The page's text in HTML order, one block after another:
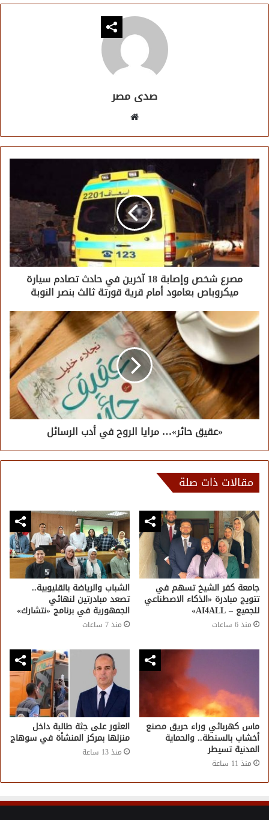
صدى مصر
مصرع شخص وإصابة 18 آخرين في حادث تصادم سيارة
ميكروباص بعامود أمام قرية قورتة ثالث بنصر النوبة
«عقيق حائر»… مرايا الروح في أدب الرسائل
مقالات ذات صلة
جامعة كفر الشيخ تسهم في
تتويج مبادرة «الذكاء الاصطناعي
للجميع – AI4ALL»
منذ 6 ساعات
الشباب والرياضة بالقليوبية..
تصعد مبادرتين لنهائي
الجمهورية في برنامج «نتشارك»
منذ 7 ساعات
ماس كهربائي وراء حريق مصنع
أخشاب بالسنطة.. والحماية
المدنية تسيطر
منذ 11 ساعة
العثور على جثة طالبة داخل
منزلها بمركز المنشأة في سوهاج
منذ 13 ساعة